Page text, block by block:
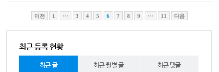
이전 1 ··· 3 4 5 6 7 8 9 ··· 11 다음
최근 등록 현황
최근 글 최근 월별 글 최근 댓글